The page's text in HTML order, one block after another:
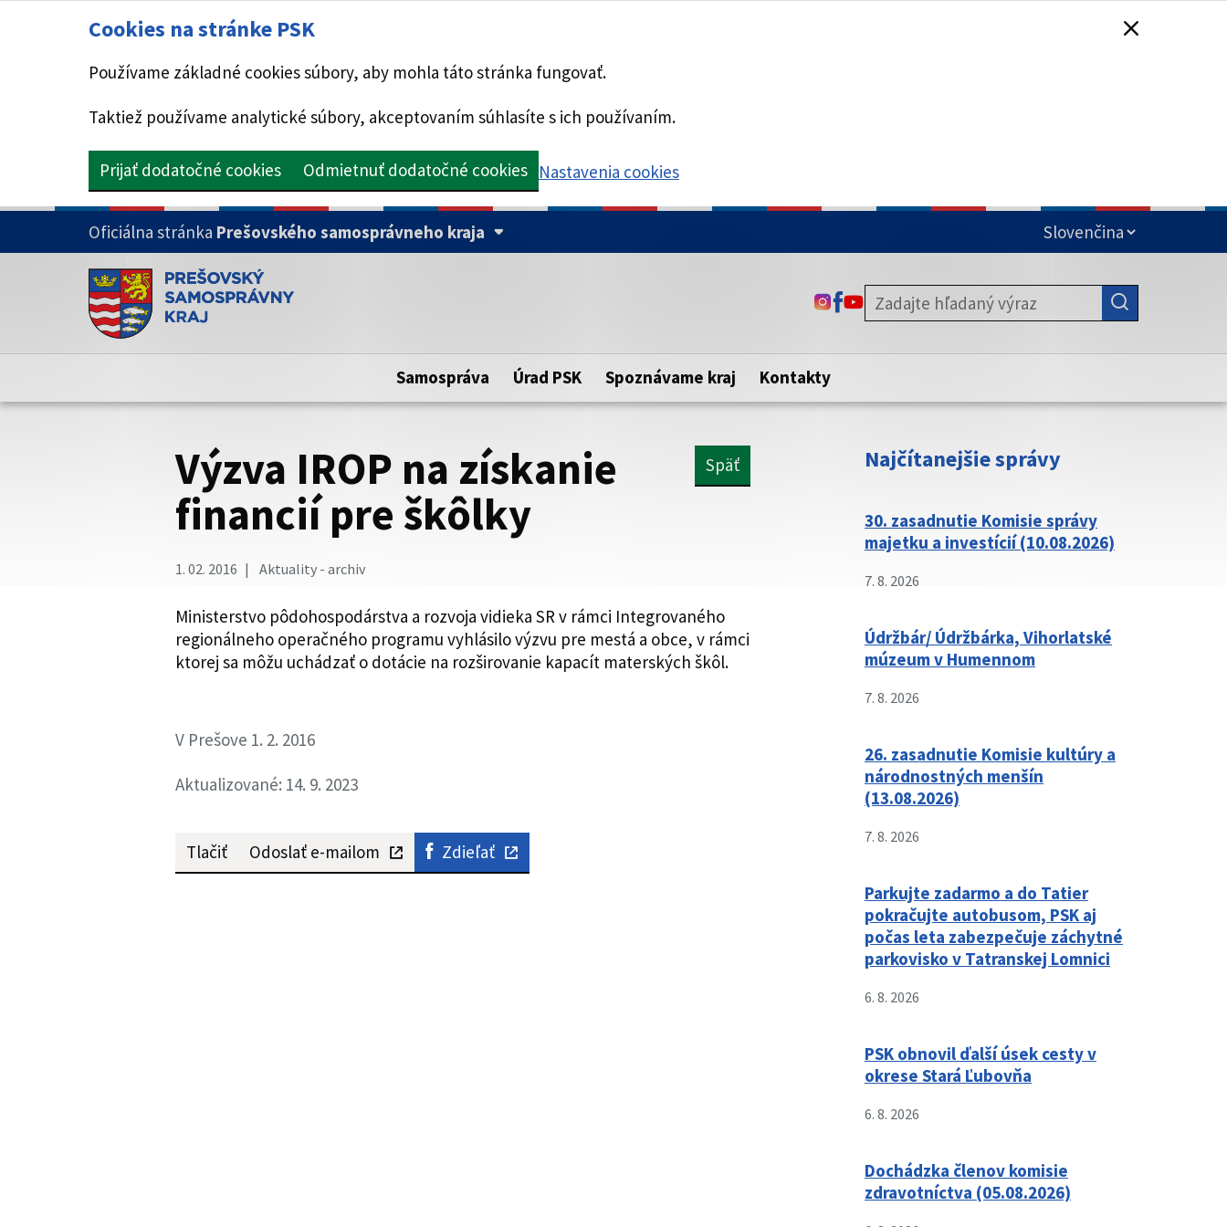
Cookies na stránke PSK
Používame základné cookies súbory, aby mohla táto stránka fungovať.
Taktiež používame analytické súbory, akceptovaním súhlasíte s ich používaním.
Prijať dodatočné cookies Odmietnuť dodatočné cookies Nastavenia cookies
PRESKOČIŤ NA HLAVNÝ OBSAH
Oficiálna stránka Prešovského samosprávneho kraja
Doména psk.sk je oficiálna
Toto je oficiálna webová stránka Prešovského samosprávneho kraja.
Táto stránka je zabezpečená
zabezpečenú webovú stránku. Zabezpečená stránka vždy začína
https:// pred názvom domény webového sídla.
ODKAZ SA OTVORÍ NA NOVEJ KARTE
ODKAZ SA OTVORÍ NA NOVEJ KARTE
ODKAZ SA OTVORÍ NA NOVEJ KARTE
Samospráva Úrad PSK Spoznávame kraj Kontakty
Výzva IROP na získanie
financií pre škôlky
Späť
1. 02. 2016 Aktuality - archiv
Ministerstvo pôdohospodárstva a rozvoja vidieka SR v rámci Integrovaného
regionálneho operačného programu vyhlásilo výzvu pre mestá a obce, v rámci
ktorej sa môžu uchádzať o dotácie na rozširovanie kapacít materských škôl.
V Prešove 1. 2. 2016
Aktualizované: 14. 9. 2023
Tlačiť Odoslať e-mailom Zdieľať
Najčítanejšie správy
30. zasadnutie Komisie správy
majetku a investícií (10.08.2026)
7. 8. 2026
Údržbár/ Údržbárka, Vihorlatské
múzeum v Humennom
7. 8. 2026
26. zasadnutie Komisie kultúry a
národnostných menšín
(13.08.2026)
7. 8. 2026
Parkujte zadarmo a do Tatier
pokračujte autobusom, PSK aj
počas leta zabezpečuje záchytné
parkovisko v Tatranskej Lomnici
6. 8. 2026
PSK obnovil ďalší úsek cesty v
okrese Stará Ľubovňa
6. 8. 2026
Dochádzka členov komisie
zdravotníctva (05.08.2026)